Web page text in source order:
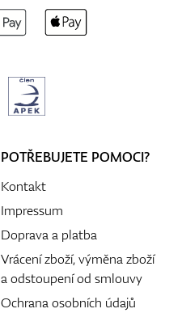
POTŘEBUJETE POMOCI?
Kontakt
Impressum
Doprava a platba
Vrácení zboží, výměna zboží
a odstoupení od smlouvy
Ochrana osobních údajů